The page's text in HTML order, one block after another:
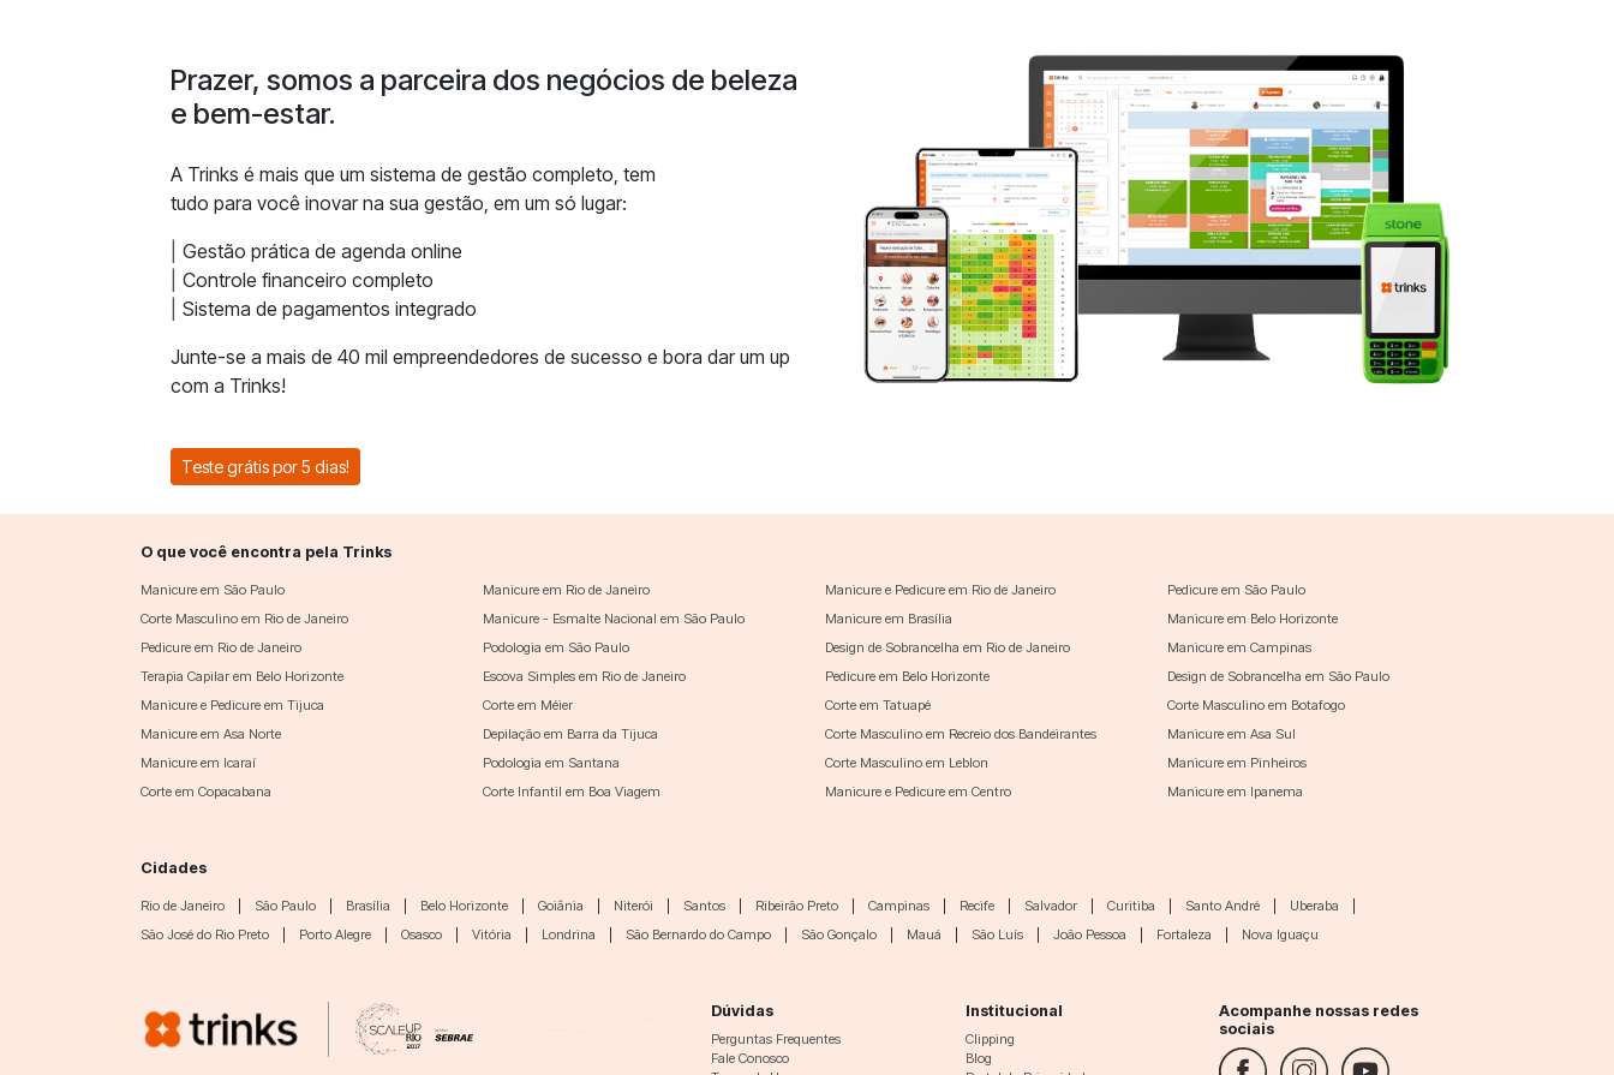
Prazer, somos a parceira dos negócios de beleza
e bem-estar.
A Trinks é mais que um sistema de gestão completo, tem
tudo para você inovar na sua gestão, em um só lugar:
Gestão prática de agenda online
Controle financeiro completo
Sistema de pagamentos integrado
Junte-se a mais de 40 mil empreendedores de sucesso e bora dar um up
com a Trinks!
Teste grátis por 5 dias!
O que você encontra pela Trinks
Manicure em São Paulo Manicure em Rio de Janeiro Manicure e Pedicure em Rio de Janeiro
Pedicure em São Paulo
Corte Masculino em Rio de Janeiro
Manicure - Esmalte Nacional em São Paulo Manicure em Brasília
Manicure em Belo Horizonte
Pedicure em Rio de Janeiro
Podologia em São Paulo Design de Sobrancelha em Rio de Janeiro
Manicure em Campinas
Terapia Capilar em Belo Horizonte
Escova Simples em Rio de Janeiro Pedicure em Belo Horizonte
Design de Sobrancelha em São Paulo
Manicure e Pedicure em Tijuca
Corte em Méier Corte em Tatuapé
Corte Masculino em Botafogo
Manicure em Asa Norte
Depilação em Barra da Tijuca Corte Masculino em Recreio dos Bandeirantes
Manicure em Asa Sul
Manicure em Icaraí
Podologia em Santana Corte Masculino em Leblon
Manicure em Pinheiros
Corte em Copacabana
Corte Infantil em Boa Viagem Manicure e Pedicure em Centro Manicure em Ipanema
Cidades
Rio de Janeiro São Paulo Brasília Belo Horizonte Goiânia Niterói Santos Ribeirão Preto Campinas Recife Salvador Curitiba Santo André Uberaba
São José do Rio Preto
Porto Alegre Osasco Vitória Londrina São Bernardo do Campo São Gonçalo Mauá São Luís João Pessoa Fortaleza Nova Iguaçu
Dúvidas
Perguntas Frequentes
Fale Conosco
Institucional
Clipping
Blog
Acompanhe nossas redes
sociais